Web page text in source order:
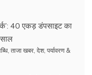
40 एकड़ डंपसाइट का
ताजा खबर देश, पर्यावरण &